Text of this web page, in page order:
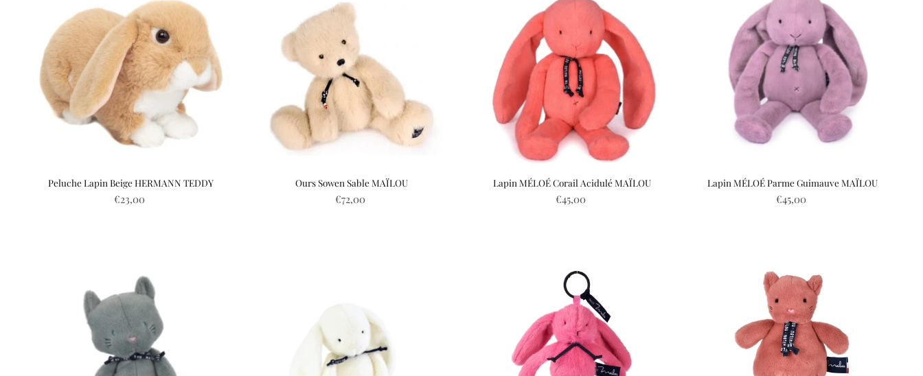
Peluche Lapin Beige HERMANN TEDDY
€23,00
Ours Sowen Sable MAÏLOU
€72,00
Lapin MÉLOÉ Corail Acidulé MAÏLOU
€45,00
Lapin MÉLOÉ Parme Guimauve MAÏLOU
€45,00